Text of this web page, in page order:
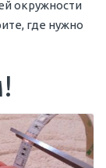
окружности
где нужно